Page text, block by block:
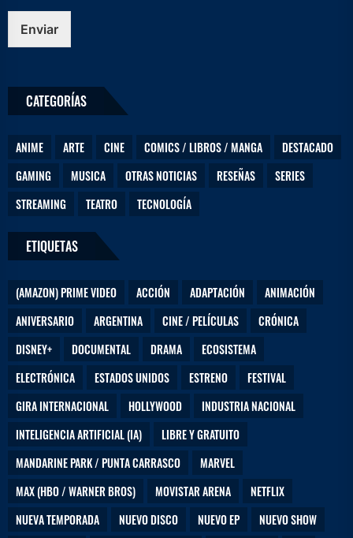
r
Enviar
CATEGORÍAS
ANIME ARTE CINE COMICS / LIBROS / MANGA
DESTACADO
GAMING
MUSICA OTRAS NOTICIAS RESEÑAS
SERIES
STREAMING
TEATRO TECNOLOGÍA
ETIQUETAS
(AMAZON) PRIME VIDEO ACCIÓN ADAPTACIÓN
ANIMACIÓN
ANIVERSARIO
ARGENTINA CINE / PELÍCULAS
CRÓNICA
DISNEY+
DOCUMENTAL DRAMA
ECOSISTEMA
ELECTRÓNICA
ESTADOS UNIDOS ESTRENO
FESTIVAL
GIRA INTERNACIONAL
HOLLYWOOD
INDUSTRIA NACIONAL
INTELIGENCIA ARTIFICIAL (IA)
LIBRE Y GRATUITO
MANDARINE PARK / PUNTA CARRASCO
MARVEL
MAX (HBO / WARNER BROS)
MOVISTAR ARENA
NETFLIX
NUEVA TEMPORADA
NUEVO DISCO NUEVO EP
NUEVO SHOW